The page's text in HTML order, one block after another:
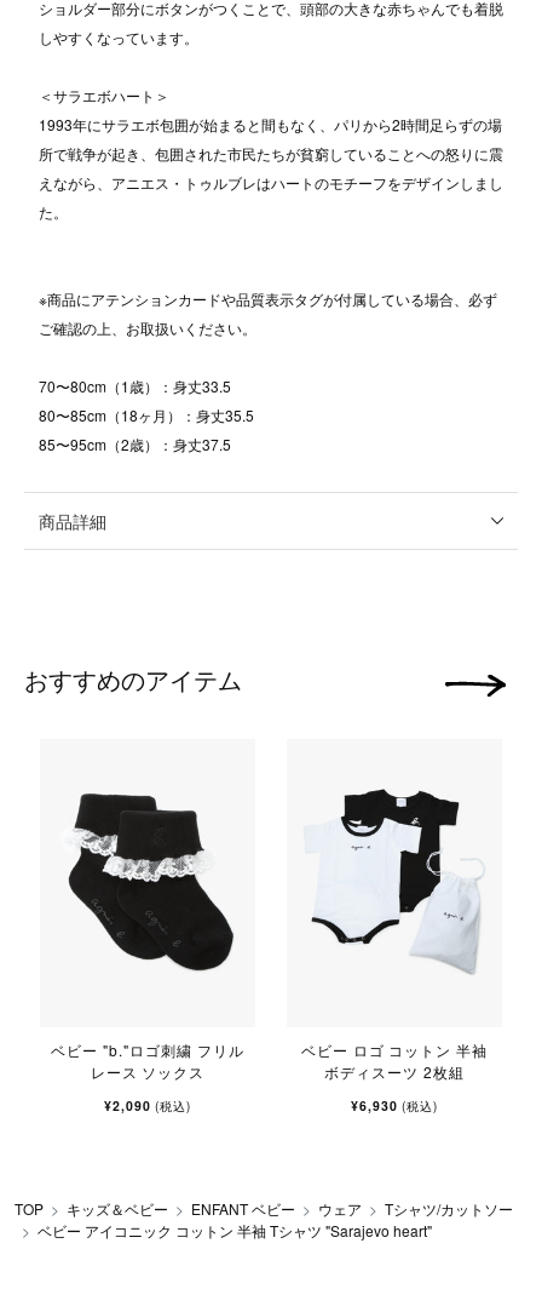
ショルダー部分にボタンがつくことで、頭部の大きな赤ちゃんでも着脱
しやすくなっています。
＜サラエボハート＞
1993年にサラエボ包囲が始まると間もなく、パリから2時間足らずの場
所で戦争が起き、包囲された市民たちが貧窮していることへの怒りに震
えながら、アニエス・トゥルブレはハートのモチーフをデザインしまし
た。
※商品にアテンションカードや品質表示タグが付属している場合、必ず
ご確認の上、お取扱いください。
70〜80cm（1歳）：身丈33.5
80〜85cm（18ヶ月）：身丈35.5
85〜95cm（2歳）：身丈37.5
商品詳細
おすすめのアイテム
ベビー "b."ロゴ刺繍 フリル
レース ソックス
¥2,090(税込)
ベビー ロゴ コットン 半袖
ボディスーツ 2枚組
¥6,930(税込)
次の画像
TOP キッズ＆ベビー ENFANT ベビー ウェア
Tシャツ/カットソー
ベビー アイコニック コットン 半袖 Tシャツ "Sarajevo heart"